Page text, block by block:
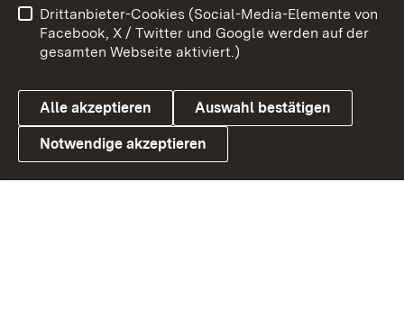
Link zum Landesportal
Benutzungshinweise
Barrierefreiheit
Datenschutz
Cookies
Drittanbieter-Cookies (Social-Media-Elemente von
Facebook, X / Twitter und Google werden auf der
gesamten Webseite aktiviert.)
Alle akzeptieren Auswahl bestätigen
Notwendige akzeptieren